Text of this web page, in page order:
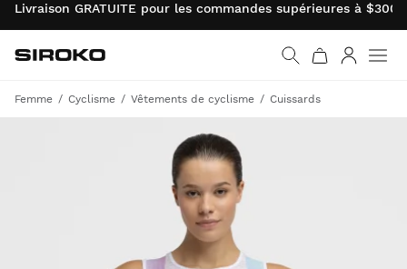
Livraison GRATUITE pour les commandes supérieures à
Retourner à la page
Siroko.com
Femme Cyclisme Vêtements de cyclisme Cuissards